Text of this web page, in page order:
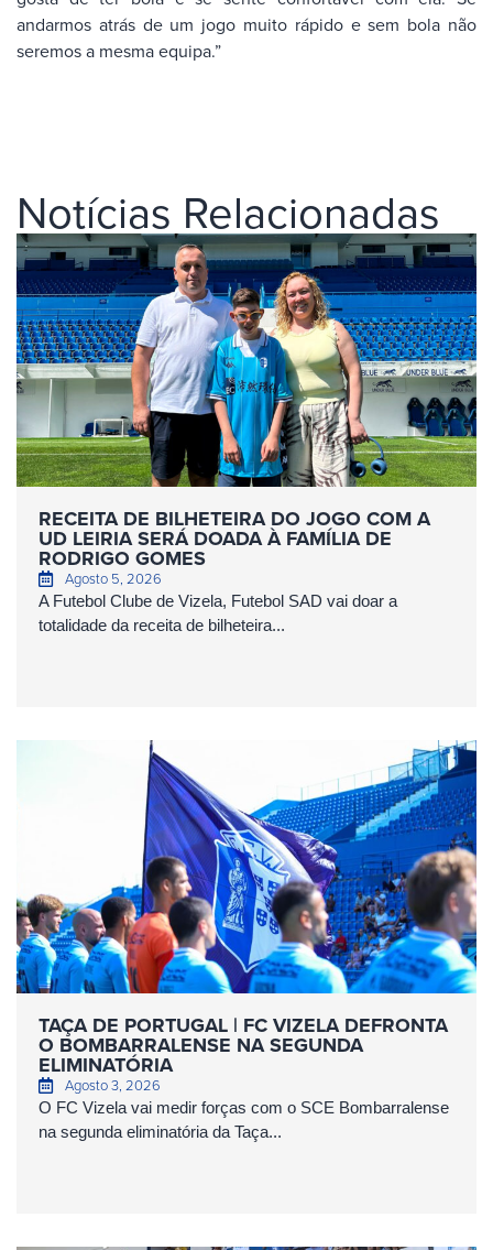
andarmos atrás de um jogo muito rápido e sem bola não
seremos a mesma equipa.”
Notícias Relacionadas
RECEITA DE BILHETEIRA DO JOGO COM A
UD LEIRIA SERÁ DOADA À FAMÍLIA DE
RODRIGO GOMES
Agosto 5, 2026
A Futebol Clube de Vizela, Futebol SAD vai doar a
totalidade da receita de bilheteira...
TAÇA DE PORTUGAL | FC VIZELA DEFRONTA
O BOMBARRALENSE NA SEGUNDA
ELIMINATÓRIA
Agosto 3, 2026
O FC Vizela vai medir forças com o SCE Bombarralense
na segunda eliminatória da Taça...